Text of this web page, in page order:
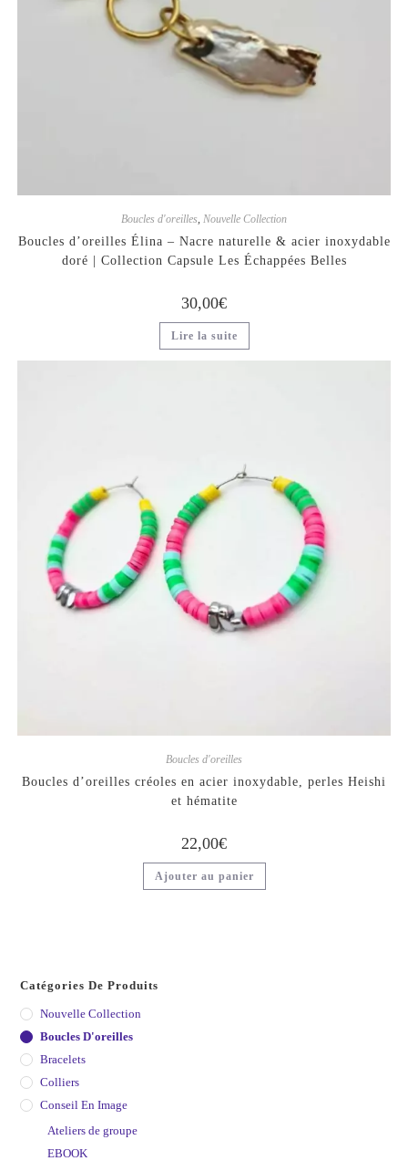
Boucles d'oreilles, Nouvelle Collection
Boucles d’oreilles Élina – Nacre naturelle & acier inoxydable
doré | Collection Capsule Les Échappées Belles
30,00€
Lire la suite
Boucles d'oreilles
Boucles d’oreilles créoles en acier inoxydable, perles Heishi
et hématite
22,00€
Ajouter au panier
Catégories De Produits
Nouvelle Collection
Boucles D'oreilles
Bracelets
Colliers
Conseil En Image
Ateliers de groupe
EBOOK